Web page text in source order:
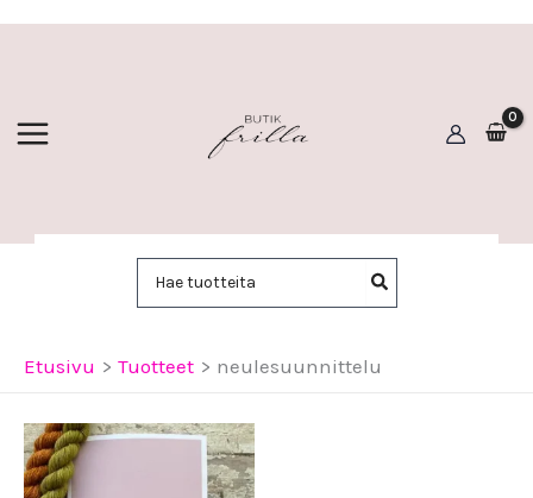
Etusivu Tuotteet neulesuunnittelu